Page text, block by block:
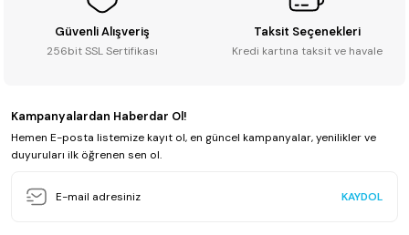
Güvenli Alışveriş
256bit SSL Sertifikası
Taksit Seçenekleri
Kredi kartına taksit ve havale
Kampanyalardan Haberdar Ol!
Hemen E-posta listemize kayıt ol, en güncel kampanyalar, yenilikler ve
duyuruları ilk öğrenen sen ol.
KAYDOL